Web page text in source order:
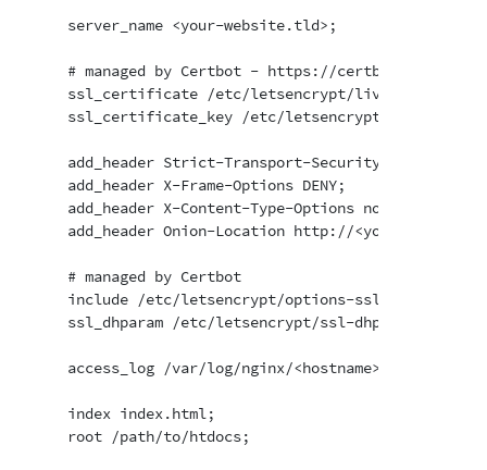
    server_name <your-website.tld>;
    # managed by Certbot - https://certbot.eff.org/
ssl_certificate /etc/letsencrypt/live/
ssl_certificate_key /etc/letsencrypt/live/
add_header Strict-Transport-Security "max-
    add_header X-Frame-Options DENY;
    add_header X-Content-Type-Options nosniff;
add_header Onion-Location http://<your-onion-
    # managed by Certbot
    include /etc/letsencrypt/options-ssl-nginx.conf;
    ssl_dhparam /etc/letsencrypt/ssl-dhparams.pem;
    access_log /var/log/nginx/<hostname>-access.log;
    index index.html;
    root /path/to/htdocs;